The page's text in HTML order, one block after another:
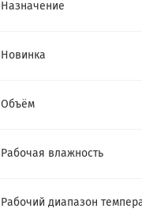
Назначение
Новинка
Объём
Рабочая влажность
Рабочий диапазон